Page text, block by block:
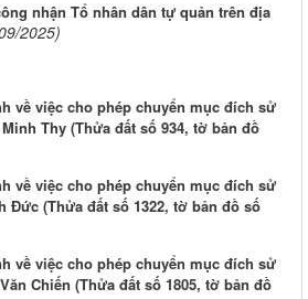
nhận Tổ nhân dân tự quản trên địa
2025)
về việc cho phép chuyển mục đích sử
Thy (Thửa đất số 934, tờ bản đồ
về việc cho phép chuyển mục đích sử
Đức (Thửa đất số 1322, tờ bản đồ số
về việc cho phép chuyển mục đích sử
Chiến (Thửa đất số 1805, tờ bản đồ